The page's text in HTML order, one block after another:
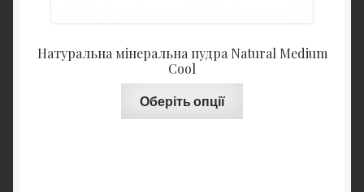
Натуральна мінеральна пудра Natural Medium
Cool
Оберіть опції